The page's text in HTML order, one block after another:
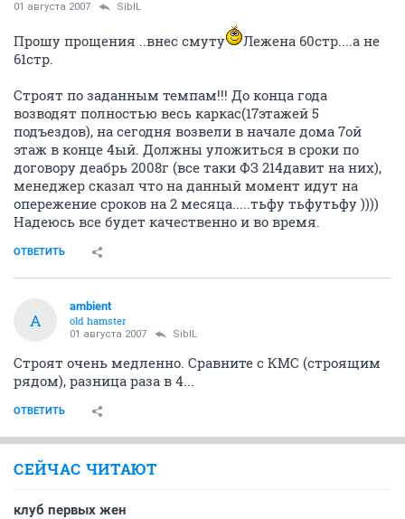
01 августа 2007 SibIL
Прошу прощения ..внес смуту
Лежена 60стр....а не
61стр.
Строят по заданным темпам!!! До конца года
возводят полностью весь каркас(17этажей 5
подъездов), на сегодня возвели в начале дома 7ой
этаж в конце 4ый. Должны уложиться в сроки по
договору деабрь 2008г (все таки ФЗ 214давит на них),
менеджер сказал что на данный момент идут на
опережение сроков на 2 месяца.....тьфу тьфутьфу ))))
Надеюсь все будет качественно и во время.
ОТВЕТИТЬ
A
ambient
old hamster
01 августа 2007 SibIL
Строят очень медленно. Сравните с КМС (строящим
рядом), разница раза в 4...
ОТВЕТИТЬ
СЕЙЧАС ЧИТАЮТ
клуб первых жен